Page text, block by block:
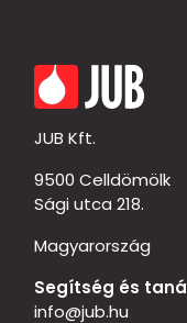
JUB Kft.
9500 Celldömölk
Sági utca 218.
Magyarország
Segítség és
info@jub.hu